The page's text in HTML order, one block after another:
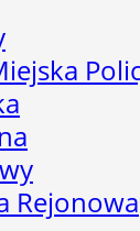
Rejonowa